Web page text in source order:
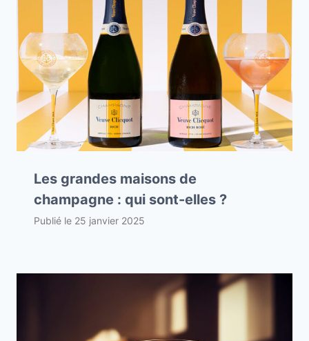
Les grandes maisons de
champagne : qui sont-elles ?
Publié le 25 janvier 2025